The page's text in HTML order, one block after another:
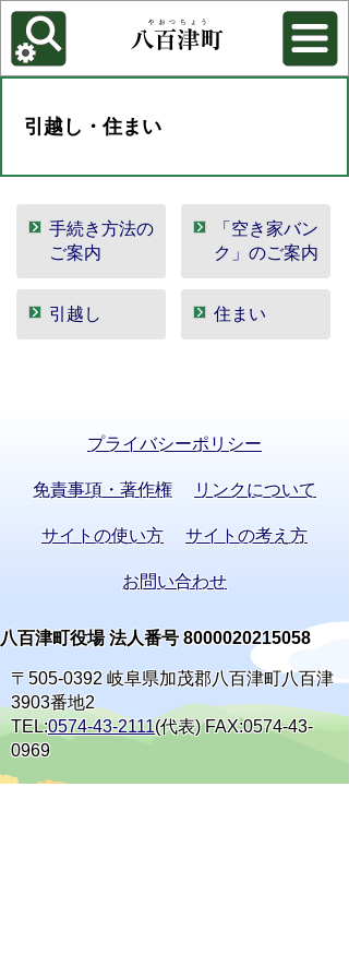
各種機能
背景色を変更する
引越し・住まい
手続き方法の
ご案内
「空き家バン
ク」のご案内
引越し 住まい
プライバシーポリシー
免責事項・著作権 リンクについて
サイトの使い方 サイトの考え方
お問い合わせ
八百津町役場 法人番号 8000020215058
〒505-0392 岐阜県加茂郡八百津町八百津
3903番地2
TEL:0574-43-2111(代表) FAX:0574-43-
0969